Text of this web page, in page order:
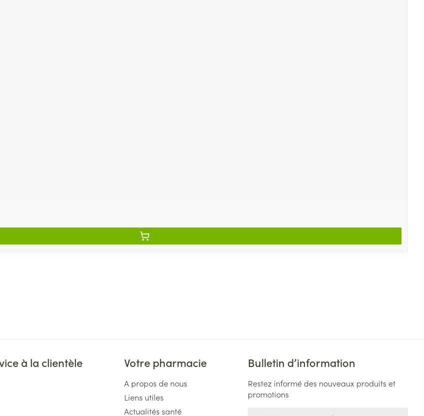
à la clientèle Votre pharmacie
A propos de nous
Liens utiles
Actualités santé
Bulletin d’information
Restez informé des nouveaux produits et
promotions